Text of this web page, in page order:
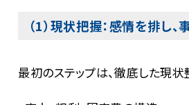
（1）現状把握：感情を排し
最初のステップは、徹底した現状